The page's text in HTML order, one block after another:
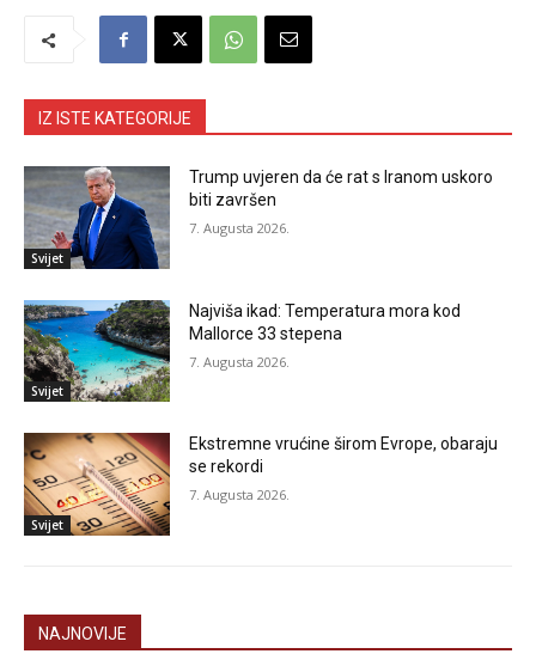
IZ ISTE KATEGORIJE
Svijet
Trump uvjeren da će rat s Iranom uskoro
biti završen
7. Augusta 2026.
Svijet
Najviša ikad: Temperatura mora kod
Mallorce 33 stepena
7. Augusta 2026.
Svijet
Ekstremne vrućine širom Evrope, obaraju
se rekordi
7. Augusta 2026.
NAJNOVIJE